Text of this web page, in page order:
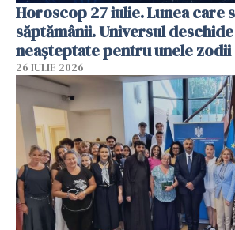
Horoscop 27 iulie. Lunea care
săptămânii. Universul
neașteptate pentru unele zodii
26 IULIE 2026